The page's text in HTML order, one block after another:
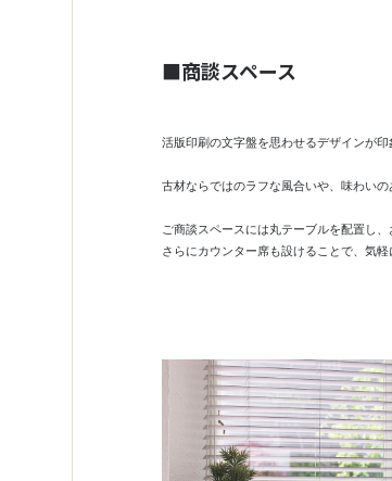
■商談スペース
活版印刷の文字盤を思わせるデザインが
古材ならではのラフな風合いや、味わい
ご商談スペースには丸テーブルを配置し
さらにカウンター席も設けることで、気